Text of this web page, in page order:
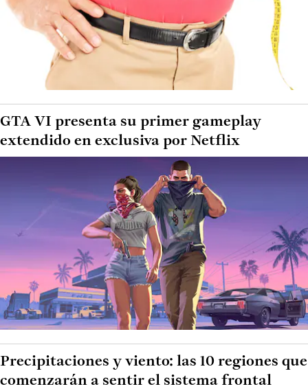
GTA VI presenta su primer gameplay
extendido en exclusiva por Netflix
Precipitaciones y viento: las 10 regiones que
comenzarán a sentir el sistema frontal